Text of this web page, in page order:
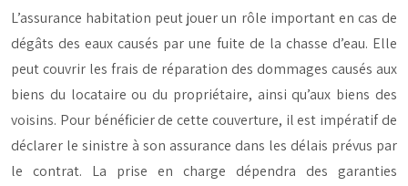
L’assurance habitation peut jouer un rôle important en cas de
dégâts des eaux causés par une fuite de la chasse d’eau. Elle
peut couvrir les frais de réparation des dommages causés aux
biens du locataire ou du propriétaire, ainsi qu’aux biens des
voisins. Pour bénéficier de cette couverture, il est impératif de
déclarer le sinistre à son assurance dans les délais prévus par
le contrat. La prise en charge dépendra des garanties